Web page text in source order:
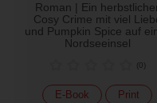
Roman | Ein
Cosy Crime mit viel
und Pumpkin Spice auf
Nordseeinsel
(0)
E-Book Print